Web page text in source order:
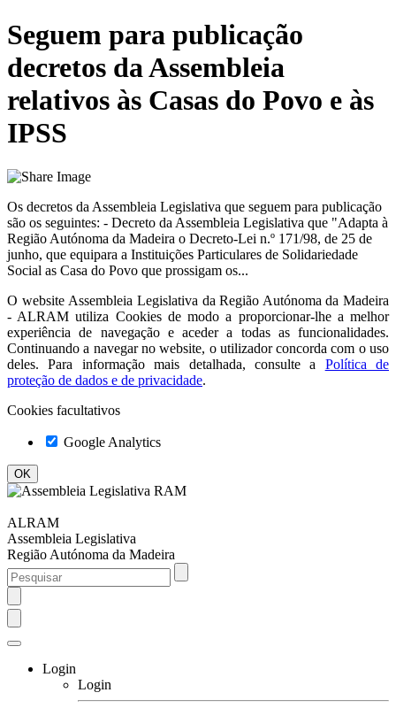
Seguem para publicação
decretos da Assembleia
relativos às Casas do Povo e às
IPSS
Os decretos da Assembleia Legislativa que seguem para publicação
são os seguintes: - Decreto da Assembleia Legislativa que "Adapta à
Região Autónoma da Madeira o Decreto-Lei n.º 171/98, de 25 de
junho, que equipara a Instituições Particulares de Solidariedade
Social as Casa do Povo que prossigam os...
O website Assembleia Legislativa da Região Autónoma da Madeira
- ALRAM utiliza Cookies de modo a proporcionar-lhe a melhor
experiência de navegação e aceder a todas as funcionalidades.
Continuando a navegar no website, o utilizador concorda com o uso
deles. Para informação mais detalhada, consulte a
Política de
proteção de dados e de privacidade.
Cookies facultativos
Google Analytics
ALRAM
Assembleia Legislativa
Região Autónoma da Madeira
Login
Login